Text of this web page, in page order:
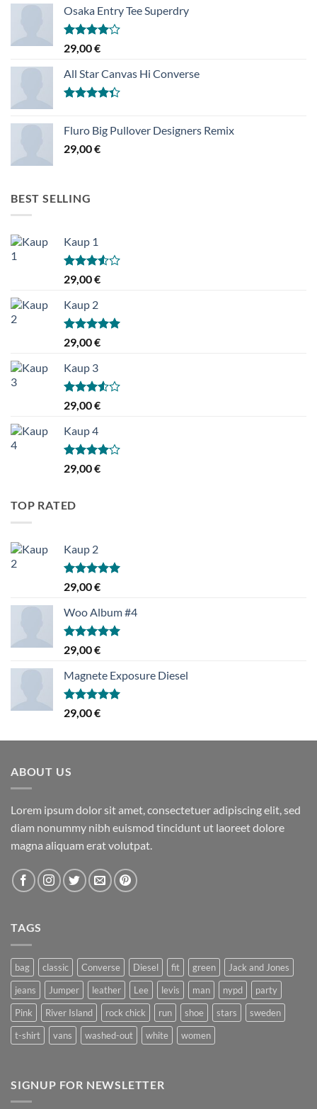
Osaka Entry Tee Superdry
Hinnanguga
4.00
29,00€
All Star Canvas Hi Converse
Fluro Big Pullover Designers Remix
29,00€
BEST SELLING
Kaup 1
Hinnanguga
3.50
29,00€
Kaup 2
Hinnanguga
5.00
29,00€
Kaup 3
Hinnanguga
3.50
29,00€
Kaup 4
Hinnanguga
4.00
29,00€
TOP RATED
Kaup 2
Hinnanguga
5.00
29,00€
Woo Album #4
Hinnanguga
5.00
29,00€
Magnete Exposure Diesel
Hinnanguga
5.00
29,00€
ABOUT US
Lorem ipsum dolor sit amet, consectetuer adipiscing elit, sed
diam nonummy nibh euismod tincidunt ut laoreet dolore
magna aliquam erat volutpat.
TAGS
bag classic Converse Diesel fit green
Jack and Jones
jeans
Jumper leather Lee levis man nypd
party
Pink
River Island rock chick run shoe stars
sweden
t-shirt
vans washed-out white women
SIGNUP FOR NEWSLETTER